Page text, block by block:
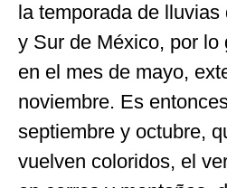
la temporada de
y Sur de México, por lo
en el mes de mayo,
noviembre. Es
septiembre y octubre,
vuelven coloridos, el